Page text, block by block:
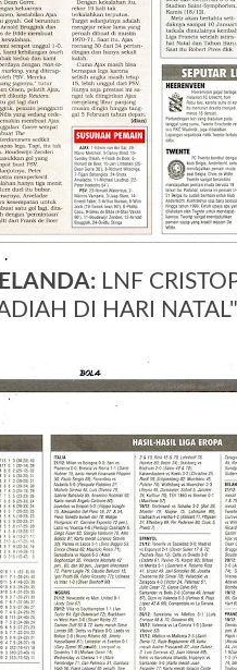
LNF
DI HARI NATAL"